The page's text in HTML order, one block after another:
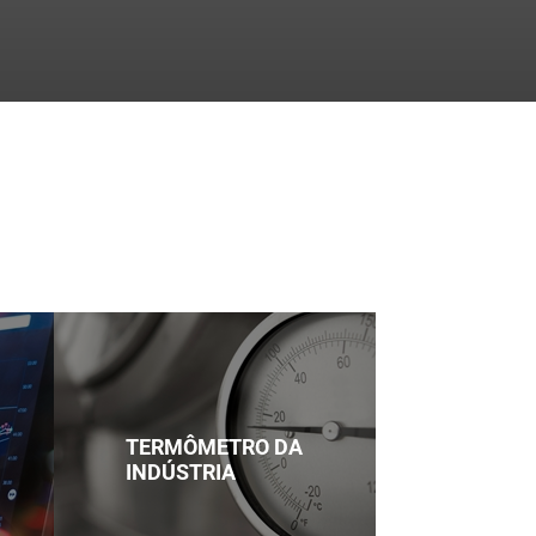
Termômetro da Indústria
"/>
TERMÔMETRO DA
INDÚSTRIA